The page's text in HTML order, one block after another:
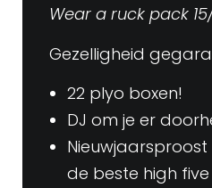
Wear a ruck pack
Gezelligheid
22 plyo boxen!
DJ om je er
Nieuwjaarsproost
de beste high